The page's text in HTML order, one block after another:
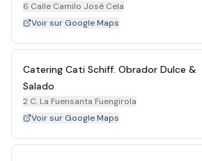
6 Calle Camilo José Cela
Voir sur Google Maps
Catering Cati Schiff. Obrador Dulce &
Salado
2 C. La Fuensanta Fuengirola
Voir sur Google Maps